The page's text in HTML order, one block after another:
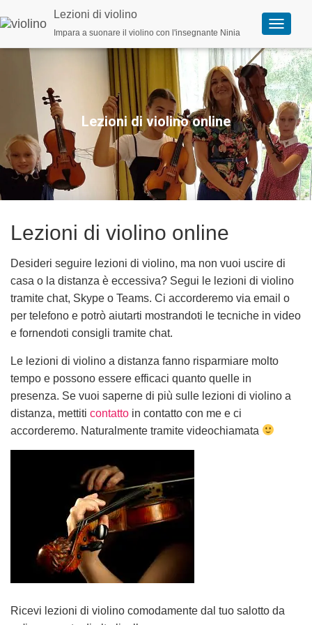
Lezioni di violino
Impara a suonare il violino con l'insegnante Ninia
A
i
v
a
n
a
v
i
g
a
z
i
o
Lezioni di violino online
Lezioni di violino online
Desideri seguire lezioni di violino, ma non vuoi uscire di
casa o la distanza è eccessiva? Segui le lezioni di violino
tramite chat, Skype o Teams. Ci accorderemo via email o
per telefono e potrò aiutarti mostrandoti le tecniche in video
e fornendoti consigli tramite chat.
Le lezioni di violino a distanza fanno risparmiare molto
tempo e possono essere efficaci quanto quelle in
presenza. Se vuoi saperne di più sulle lezioni di violino a
distanza, mettiti contatto in contatto con me e ci
accorderemo. Naturalmente tramite videochiamata
Ricevi lezioni di violino comodamente dal tuo salotto da